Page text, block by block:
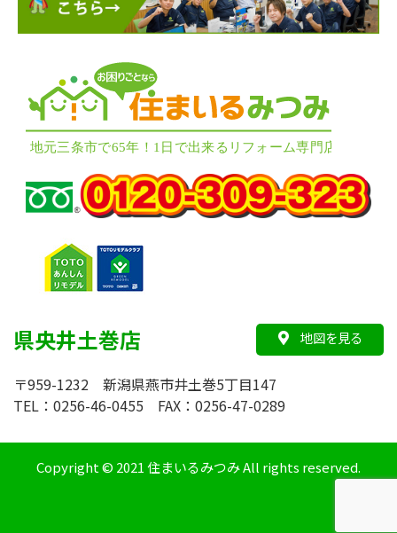
県央井土巻店 地図を見る
〒959-1232 新潟県燕市井土巻5丁目147
TEL：0256-46-0455 FAX：0256-47-0289
Copyright © 2021 住まいるみつみ All rights reserved.